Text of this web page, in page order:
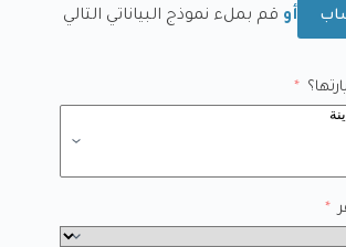
أو قم بملء نموذج البياناتي التالي